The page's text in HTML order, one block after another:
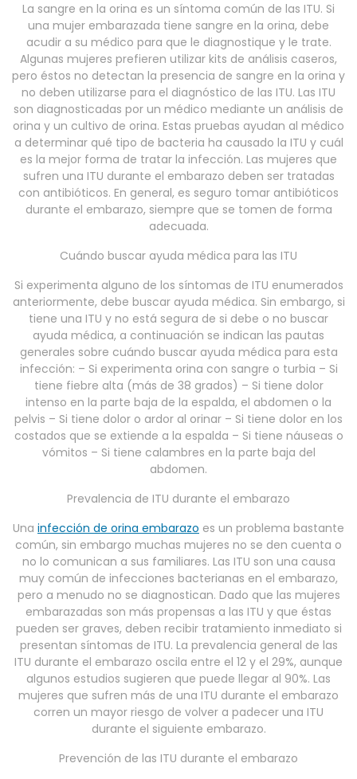
La sangre en la orina es un síntoma común de las ITU. Si
una mujer embarazada tiene sangre en la orina, debe
acudir a su médico para que le diagnostique y le trate.
Algunas mujeres prefieren utilizar kits de análisis caseros,
pero éstos no detectan la presencia de sangre en la orina y
no deben utilizarse para el diagnóstico de las ITU. Las ITU
son diagnosticadas por un médico mediante un análisis de
orina y un cultivo de orina. Estas pruebas ayudan al médico
a determinar qué tipo de bacteria ha causado la ITU y cuál
es la mejor forma de tratar la infección. Las mujeres que
sufren una ITU durante el embarazo deben ser tratadas
con antibióticos. En general, es seguro tomar antibióticos
durante el embarazo, siempre que se tomen de forma
adecuada.
Cuándo buscar ayuda médica para las ITU
Si experimenta alguno de los síntomas de ITU enumerados
anteriormente, debe buscar ayuda médica. Sin embargo, si
tiene una ITU y no está segura de si debe o no buscar
ayuda médica, a continuación se indican las pautas
generales sobre cuándo buscar ayuda médica para esta
infección: – Si experimenta orina con sangre o turbia – Si
tiene fiebre alta (más de 38 grados) – Si tiene dolor
intenso en la parte baja de la espalda, el abdomen o la
pelvis – Si tiene dolor o ardor al orinar – Si tiene dolor en los
costados que se extiende a la espalda – Si tiene náuseas o
vómitos – Si tiene calambres en la parte baja del
abdomen.
Prevalencia de ITU durante el embarazo
Una infección de orina embarazo es un problema bastante
común, sin embargo muchas mujeres no se den cuenta o
no lo comunican a sus familiares. Las ITU son una causa
muy común de infecciones bacterianas en el embarazo,
pero a menudo no se diagnostican. Dado que las mujeres
embarazadas son más propensas a las ITU y que éstas
pueden ser graves, deben recibir tratamiento inmediato si
presentan síntomas de ITU. La prevalencia general de las
ITU durante el embarazo oscila entre el 12 y el 29%, aunque
algunos estudios sugieren que puede llegar al 90%. Las
mujeres que sufren más de una ITU durante el embarazo
corren un mayor riesgo de volver a padecer una ITU
durante el siguiente embarazo.
Prevención de las ITU durante el embarazo